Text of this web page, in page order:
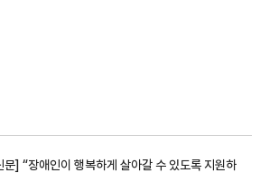
문] “장애인이 행복하게 살아갈 수 있도록 지원하